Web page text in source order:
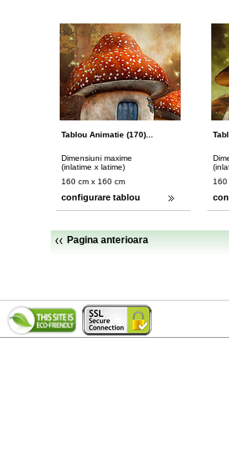
Tablou Animatie (170)...
Dimensiuni maxime
(inlatime x latime)
160 cm x 160 cm
configurare tablou
160
Pagina anterioara